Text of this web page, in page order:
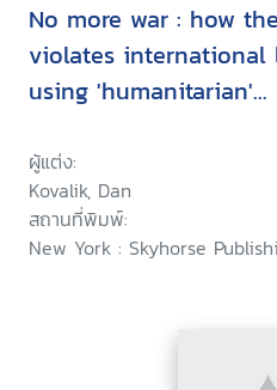
No more war : how
violates international
using 'humanitarian'
economic and strategic
interests
ผู้แต่ง:
Kovalik, Dan
สถานที่พิมพ์:
New York : Skyhorse